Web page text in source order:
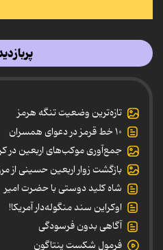
تازه‌ترین وضعیت تنگه هرمز
۱۰ خط قرمز در دعوای همسران
جمع‌آوری موکب‌های اربعین در
بازگشت زوار اربعین حسینی از
شاه کلید دوستی با حضرت امیر
اوکراین سند منگوله‌دار آمریکا!
آگاهی بدون فرسودگی
فرمول شکست پنتاگون